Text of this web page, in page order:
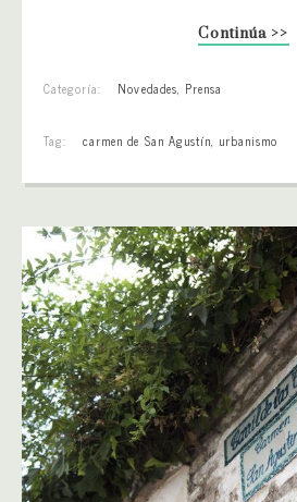
Continúa >>
Categoría: Novedades, Prensa
Tag: carmen de San Agustín, urbanismo